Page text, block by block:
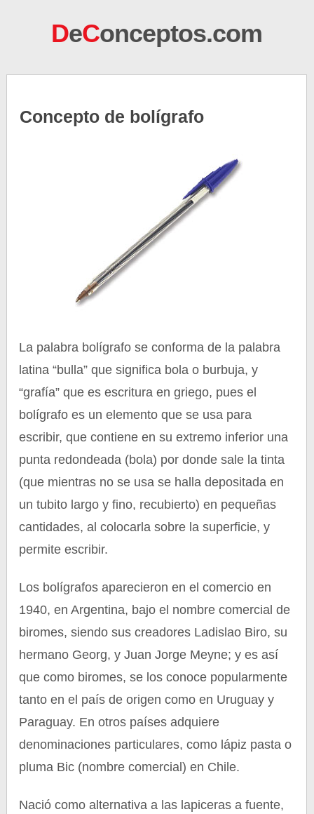
DeConceptos.com
Concepto de bolígrafo
La palabra bolígrafo se conforma de la palabra
latina “bulla” que significa bola o burbuja, y
“grafía” que es escritura en griego, pues el
bolígrafo es un elemento que se usa para
escribir, que contiene en su extremo inferior una
punta redondeada (bola) por donde sale la tinta
(que mientras no se usa se halla depositada en
un tubito largo y fino, recubierto) en pequeñas
cantidades, al colocarla sobre la superficie, y
permite escribir.
Los bolígrafos aparecieron en el comercio en
1940, en Argentina, bajo el nombre comercial de
biromes, siendo sus creadores Ladislao Biro, su
hermano Georg, y Juan Jorge Meyne; y es así
que como biromes, se los conoce popularmente
tanto en el país de origen como en Uruguay y
Paraguay. En otros países adquiere
denominaciones particulares, como lápiz pasta o
pluma Bic (nombre comercial) en Chile.
Nació como alternativa a las lapiceras a fuente,